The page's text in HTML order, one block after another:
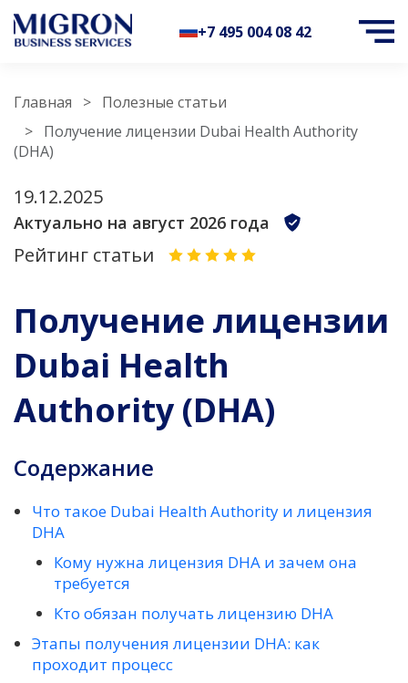
+7 495 004 08 42
Главная
Полезные статьи
Получение лицензии Dubai Health Authority
(DHA)
19.12.2025
Актуально на август 2026 года
Рейтинг статьи
Получение лицензии
Dubai Health
Authority (DHA)
Содержание
Что такое Dubai Health Authority и лицензия
DHA
Кому нужна лицензия DHA и зачем она
требуется
Кто обязан получать лицензию DHA
Этапы получения лицензии DHA: как
проходит процесс